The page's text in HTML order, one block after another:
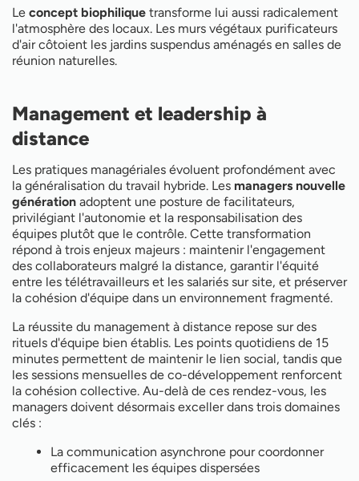
Le concept biophilique transforme lui aussi radicalement
l'atmosphère des locaux. Les murs végétaux purificateurs
d'air côtoient les jardins suspendus aménagés en salles de
réunion naturelles.
Management et leadership à
distance
Les pratiques managériales évoluent profondément avec
la généralisation du travail hybride. Les managers nouvelle
génération adoptent une posture de facilitateurs,
privilégiant l'autonomie et la responsabilisation des
équipes plutôt que le contrôle. Cette transformation
répond à trois enjeux majeurs : maintenir l'engagement
des collaborateurs malgré la distance, garantir l'équité
entre les télétravailleurs et les salariés sur site, et préserver
la cohésion d'équipe dans un environnement fragmenté.
La réussite du management à distance repose sur des
rituels d'équipe bien établis. Les points quotidiens de 15
minutes permettent de maintenir le lien social, tandis que
les sessions mensuelles de co-développement renforcent
la cohésion collective. Au-delà de ces rendez-vous, les
managers doivent désormais exceller dans trois domaines
clés :
La communication asynchrone pour coordonner
efficacement les équipes dispersées